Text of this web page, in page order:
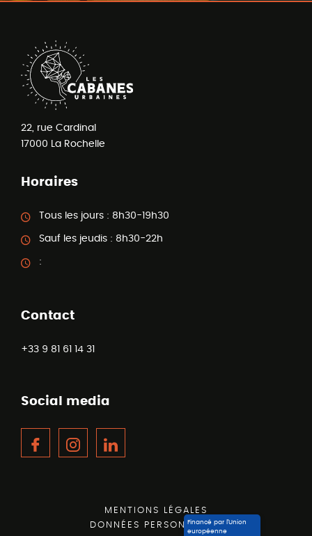
22, rue Cardinal
17000
La Rochelle
Horaires
Tous les jours : 8h30-19h30
Sauf les jeudis : 8h30-22h
Financé par l’Union
européenne
:
Contact
+33 9 81 61 14 31
Social media
FacebookInstagram
MENTIONS LÉGALES
DONNÉES PERSONNELLES